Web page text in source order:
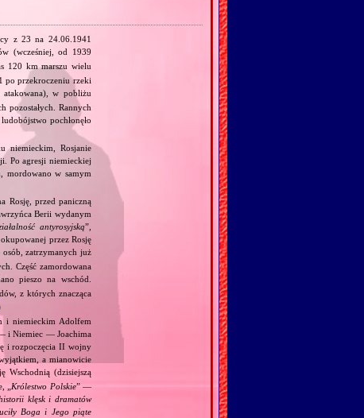
z 23 na 24.06.1941
(wcześniej, od 1939
120 km marszu wielu
po przekroczeniu rzeki
atakowana), w pobliżu
pozostałych. Rannych
pochłonęło
niemieckim, Rosjanie
Po agresji niemieckiej
mordowano w samym
Rosję, przed paniczną
Berii wydanym
antyrosyjską”,
przez Rosję
zatrzymanych już
Część zamordowana
pieszo na wschód.
z których znacząca
i niemieckim Adolfem
i Niemiec — Joachima
i rozpoczęcia II wojny
a mianowicie
Wschodnią (dzisiejszą
„ Królestwo Polskie” —
klęsk i dramatów
Boga i Jego piąte